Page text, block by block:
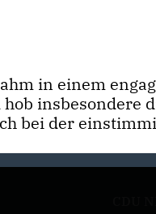
in einem
insbesondere
bei der